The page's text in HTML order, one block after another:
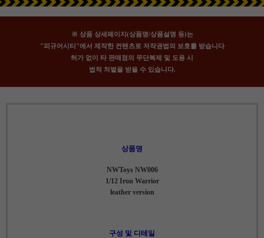
※ 상품 상세페이지(상품명/상품설명 등)는
"피규어시티"에서 제작한 컨텐츠로 저작권법의 보호를 받습니다
허가 없이 타 판매점의 무단복제 및 도용 시
법적 처벌을 받을 수 있습니다.
상품명
NWToys NW006
1/12 Iron Warrior
leather version
구성 및 디테일